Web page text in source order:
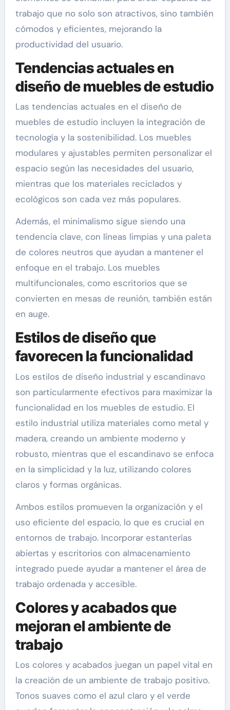
trabajo que no solo son atractivos, sino también
cómodos y eficientes, mejorando la
productividad del usuario.
Tendencias actuales en
diseño de muebles de estudio
Las tendencias actuales en el diseño de
muebles de estudio incluyen la integración de
tecnología y la sostenibilidad. Los muebles
modulares y ajustables permiten personalizar el
espacio según las necesidades del usuario,
mientras que los materiales reciclados y
ecológicos son cada vez más populares.
Además, el minimalismo sigue siendo una
tendencia clave, con líneas limpias y una paleta
de colores neutros que ayudan a mantener el
enfoque en el trabajo. Los muebles
multifuncionales, como escritorios que se
convierten en mesas de reunión, también están
en auge.
Estilos de diseño que
favorecen la funcionalidad
Los estilos de diseño industrial y escandinavo
son particularmente efectivos para maximizar la
funcionalidad en los muebles de estudio. El
estilo industrial utiliza materiales como metal y
madera, creando un ambiente moderno y
robusto, mientras que el escandinavo se enfoca
en la simplicidad y la luz, utilizando colores
claros y formas orgánicas.
Ambos estilos promueven la organización y el
uso eficiente del espacio, lo que es crucial en
entornos de trabajo. Incorporar estanterías
abiertas y escritorios con almacenamiento
integrado puede ayudar a mantener el área de
trabajo ordenada y accesible.
Colores y acabados que
mejoran el ambiente de
trabajo
Los colores y acabados juegan un papel vital en
la creación de un ambiente de trabajo positivo.
Tonos suaves como el azul claro y el verde